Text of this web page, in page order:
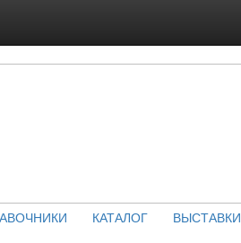
КАТАЛОГ ВЫСТАВКИ